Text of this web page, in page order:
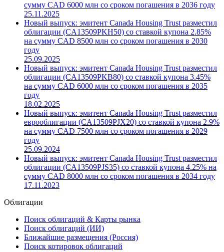
сумму CAD 6000 млн со сроком погашения в 2036 году
25.11.2025
Новый выпуск: эмитент Canada Housing Trust разместил
облигации (CA13509PKH50) со ставкой купона 2.85%
на сумму CAD 8500 млн со сроком погашения в 2030
году
25.09.2025
Новый выпуск: эмитент Canada Housing Trust разместил
облигации (CA13509PKB80) со ставкой купона 3.45%
на сумму CAD 6000 млн со сроком погашения в 2035
году
18.02.2025
Новый выпуск: эмитент Canada Housing Trust разместил
еврооблигации (CA13509PJX20) со ставкой купона 2.9%
на сумму CAD 7500 млн со сроком погашения в 2029
году
25.09.2024
Новый выпуск: эмитент Canada Housing Trust разместил
облигации (CA13509PJS35) со ставкой купона 4.25% на
сумму CAD 8000 млн со сроком погашения в 2034 году
17.11.2023
Облигации
Поиск облигаций & Карты рынка
Поиск облигаций (ИИ)
Ближайшие размещения (Россия)
Поиск котировок облигаций